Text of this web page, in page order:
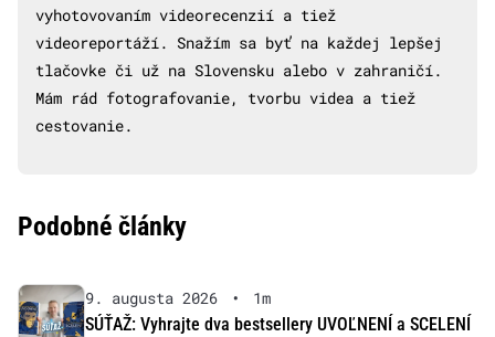
vyhotovovaním videorecenzií a tiež
videoreportáží. Snažím sa byť na každej lepšej
tlačovke či už na Slovensku alebo v zahraničí.
Mám rád fotografovanie, tvorbu videa a tiež
cestovanie.
Podobné články
9. augusta 2026 •
1m
SÚŤAŽ: Vyhrajte dva bestsellery UVOĽNENÍ a SCELENÍ